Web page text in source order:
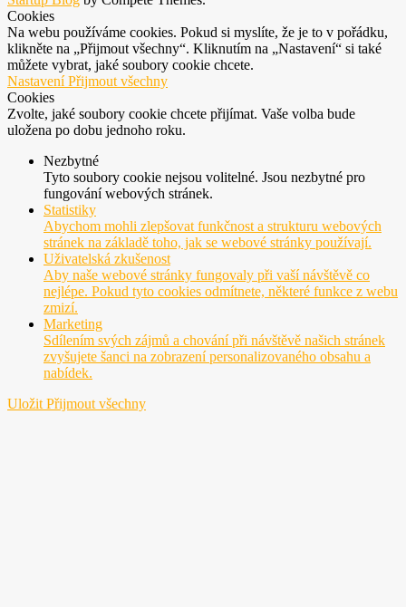
Cookies
Na webu používáme cookies. Pokud si myslíte, že je to v pořádku,
klikněte na „Přijmout všechny“. Kliknutím na „Nastavení“ si také
můžete vybrat, jaké soubory cookie chcete.
NastaveníPřijmout všechny
Cookies
Zvolte, jaké soubory cookie chcete přijímat. Vaše volba bude
uložena po dobu jednoho roku.
Nezbytné
Tyto soubory cookie nejsou volitelné. Jsou nezbytné pro
fungování webových stránek.
Statistiky
Abychom mohli zlepšovat funkčnost a strukturu webových
stránek na základě toho, jak se webové stránky používají.
Uživatelská zkušenost
Aby naše webové stránky fungovaly při vaší návštěvě co
nejlépe. Pokud tyto cookies odmítnete, některé funkce z webu
zmizí.
Marketing
Sdílením svých zájmů a chování při návštěvě našich stránek
zvyšujete šanci na zobrazení personalizovaného obsahu a
nabídek.
UložitPřijmout všechny